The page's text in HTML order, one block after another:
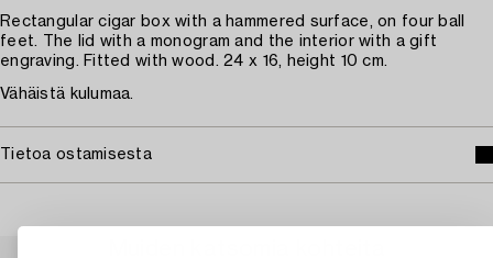
Rectangular cigar box with a hammered surface, on four ball
feet. The lid with a monogram and the interior with a gift
engraving. Fitted with wood. 24 x 16, height 10 cm.
Vähäistä kulumaa.
Tietoa ostamisesta